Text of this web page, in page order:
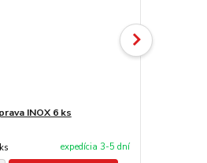
INOX 6 ks
expedícia 3-5 dní